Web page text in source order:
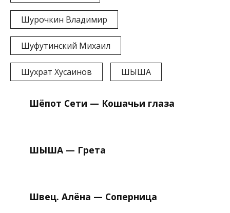
Шурочкин Владимир
Шуфутинский Михаил
Шухрат Хусаинов ШЫША
Шёпот Сети — Кошачьи глаза
ШЫША — Грета
Швец. Алёна — Соперница